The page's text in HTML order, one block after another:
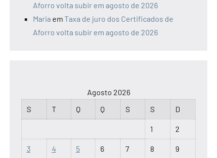
Aforro volta subir em agosto de 2026
Maria em Taxa de juro dos Certificados de
Aforro volta subir em agosto de 2026
Agosto 2026
S
T Q Q S S D
1 2
3 4 5 6 7 8 9